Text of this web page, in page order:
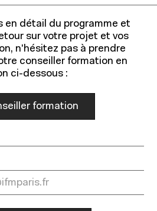
de l'IFM
IFM
Contact
Actualités
continue
en détail du programme et
sur votre projet et vos
n'hésitez pas à prendre
conseiller formation en
ci-dessous :
formation